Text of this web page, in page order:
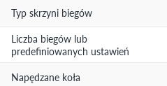
Typ skrzyni biegów
Liczba biegów lub
predefiniowanych ustawień
Napędzane koła